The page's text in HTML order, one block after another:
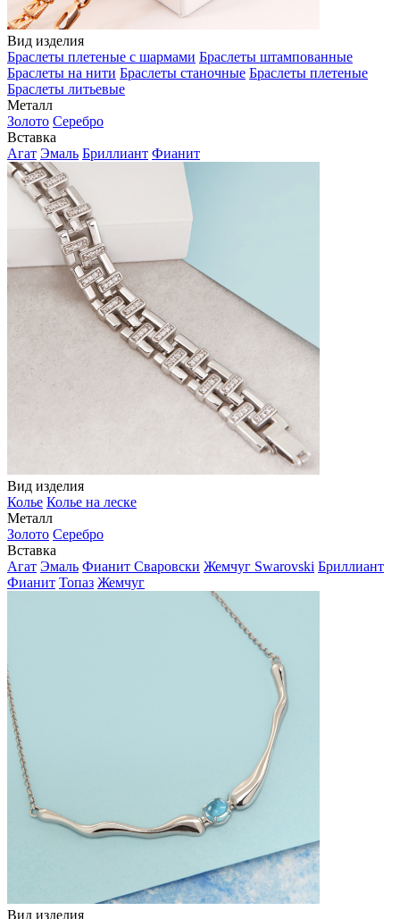
Вид изделия
Браслеты плетеные с шармами Браслеты штампованные
Браслеты на нити Браслеты станочные Браслеты плетеные
Браслеты литьевые
Металл
Золото Серебро
Вставка
Агат Эмаль Бриллиант Фианит
Вид изделия
Колье Колье на леске
Металл
Золото Серебро
Вставка
Агат Эмаль Фианит Сваровски Жемчуг Swarovski Бриллиант
Фианит Топаз Жемчуг
Вид изделия